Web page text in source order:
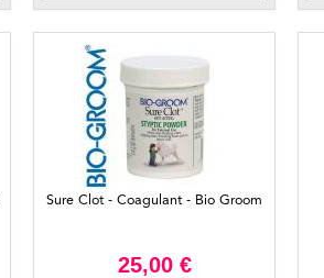
Sure Clot - Coagulant - Bio Groom
25,00 €